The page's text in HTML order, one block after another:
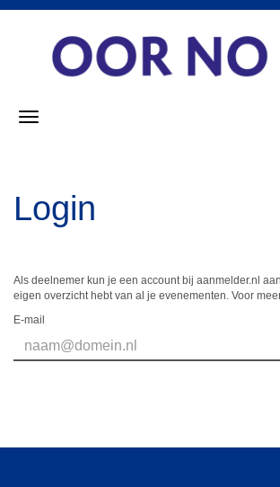
Login
Als deelnemer kun je een account bij aanmelder.nl
eigen overzicht hebt van al je evenementen. Voor
E-mail